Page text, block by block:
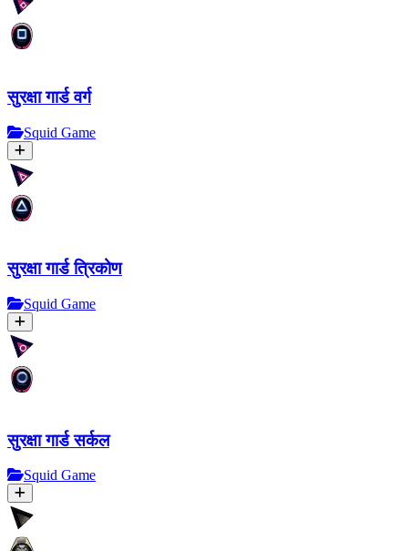
सुरक्षा गार्ड वर्ग
Squid Game
सुरक्षा गार्ड त्रिकोण
Squid Game
सुरक्षा गार्ड सर्कल
Squid Game